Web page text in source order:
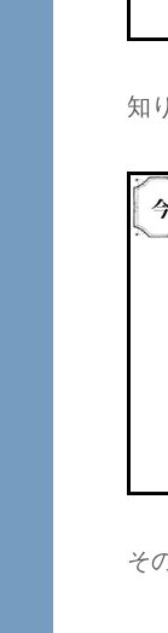
知
そ